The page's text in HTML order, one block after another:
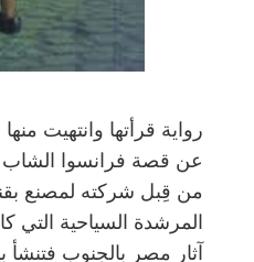
رواية قرأتها وانتهيت
عن قصة فرانسوا الشاب
من قِبل شركته لمصنع
المرشدة السياحية التي
آثار مصر بالجنوب